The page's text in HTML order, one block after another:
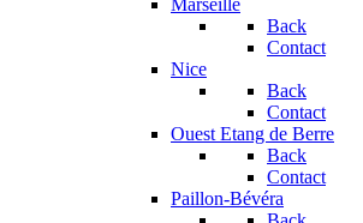
Marseille
Back
Contact
Nice
Back
Contact
Ouest Etang de Berre
Back
Contact
Paillon-Bévéra